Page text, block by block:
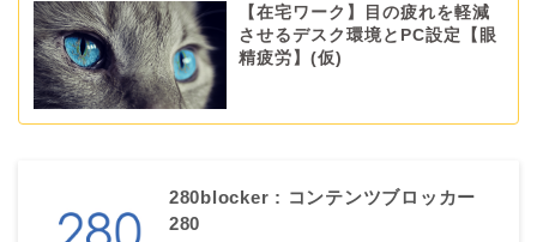
【在宅ワーク】目の疲れを軽減
させるデスク環境とPC設定【眼
精疲労】(仮)
280blocker : コンテンツブロッカー
280